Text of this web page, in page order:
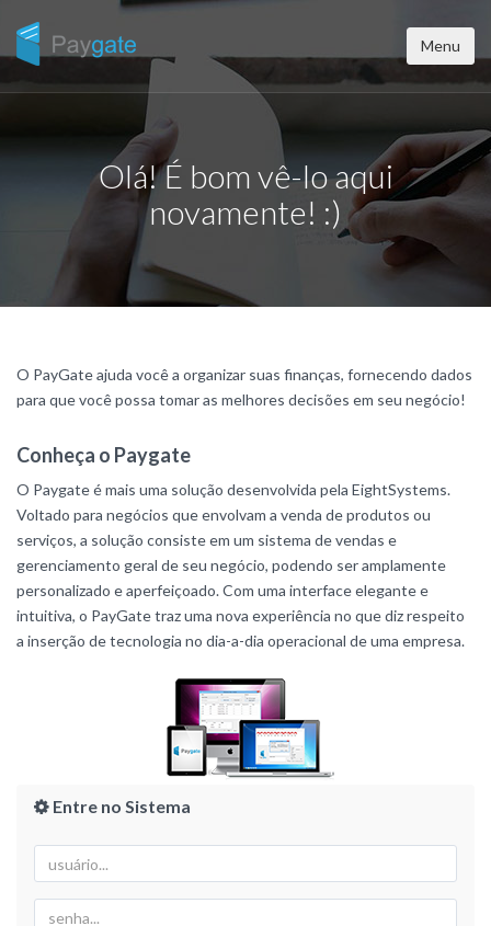
Menu
Olá! É bom vê-lo aqui
novamente! :)
O PayGate ajuda você a organizar suas finanças, fornecendo dados
para que você possa tomar as melhores decisões em seu negócio!
Conheça o Paygate
O Paygate é mais uma solução desenvolvida pela EightSystems.
Voltado para negócios que envolvam a venda de produtos ou
serviços, a solução consiste em um sistema de vendas e
gerenciamento geral de seu negócio, podendo ser amplamente
personalizado e aperfeiçoado. Com uma interface elegante e
intuitiva, o PayGate traz uma nova experiência no que diz respeito
a inserção de tecnologia no dia-a-dia operacional de uma empresa.
Entre no Sistema